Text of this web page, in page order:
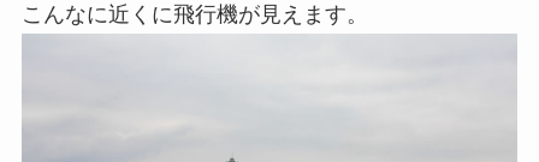
こんなに近くに飛行機が見えます。